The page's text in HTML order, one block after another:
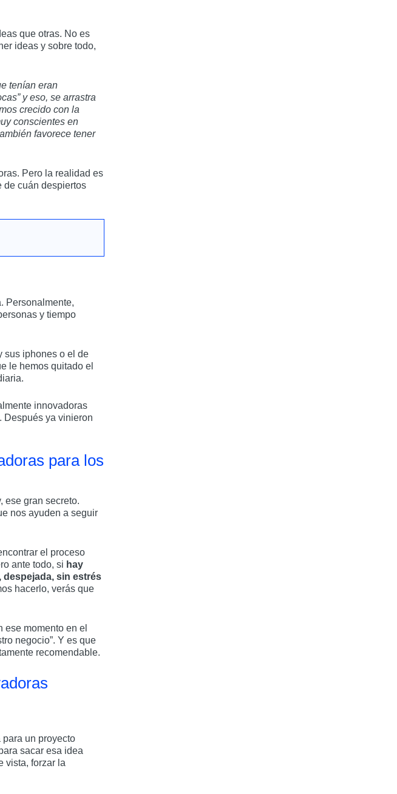
que otras. No es
ideas y sobre todo,
tenían eran
y eso, se arrastra
crecido con la
conscientes en
favorece tener
Pero la realidad es
de cuán despiertos
Personalmente,
y tiempo
sus iphones o el de
le hemos quitado el
innovadoras
Después ya vinieron
para los
ese gran secreto.
nos ayuden a seguir
el proceso
ante todo, si hay
despejada, sin estrés
hacerlo, verás que
momento en el
negocio”. Y es que
recomendable.
para un proyecto
sacar esa idea
vista, forzar la